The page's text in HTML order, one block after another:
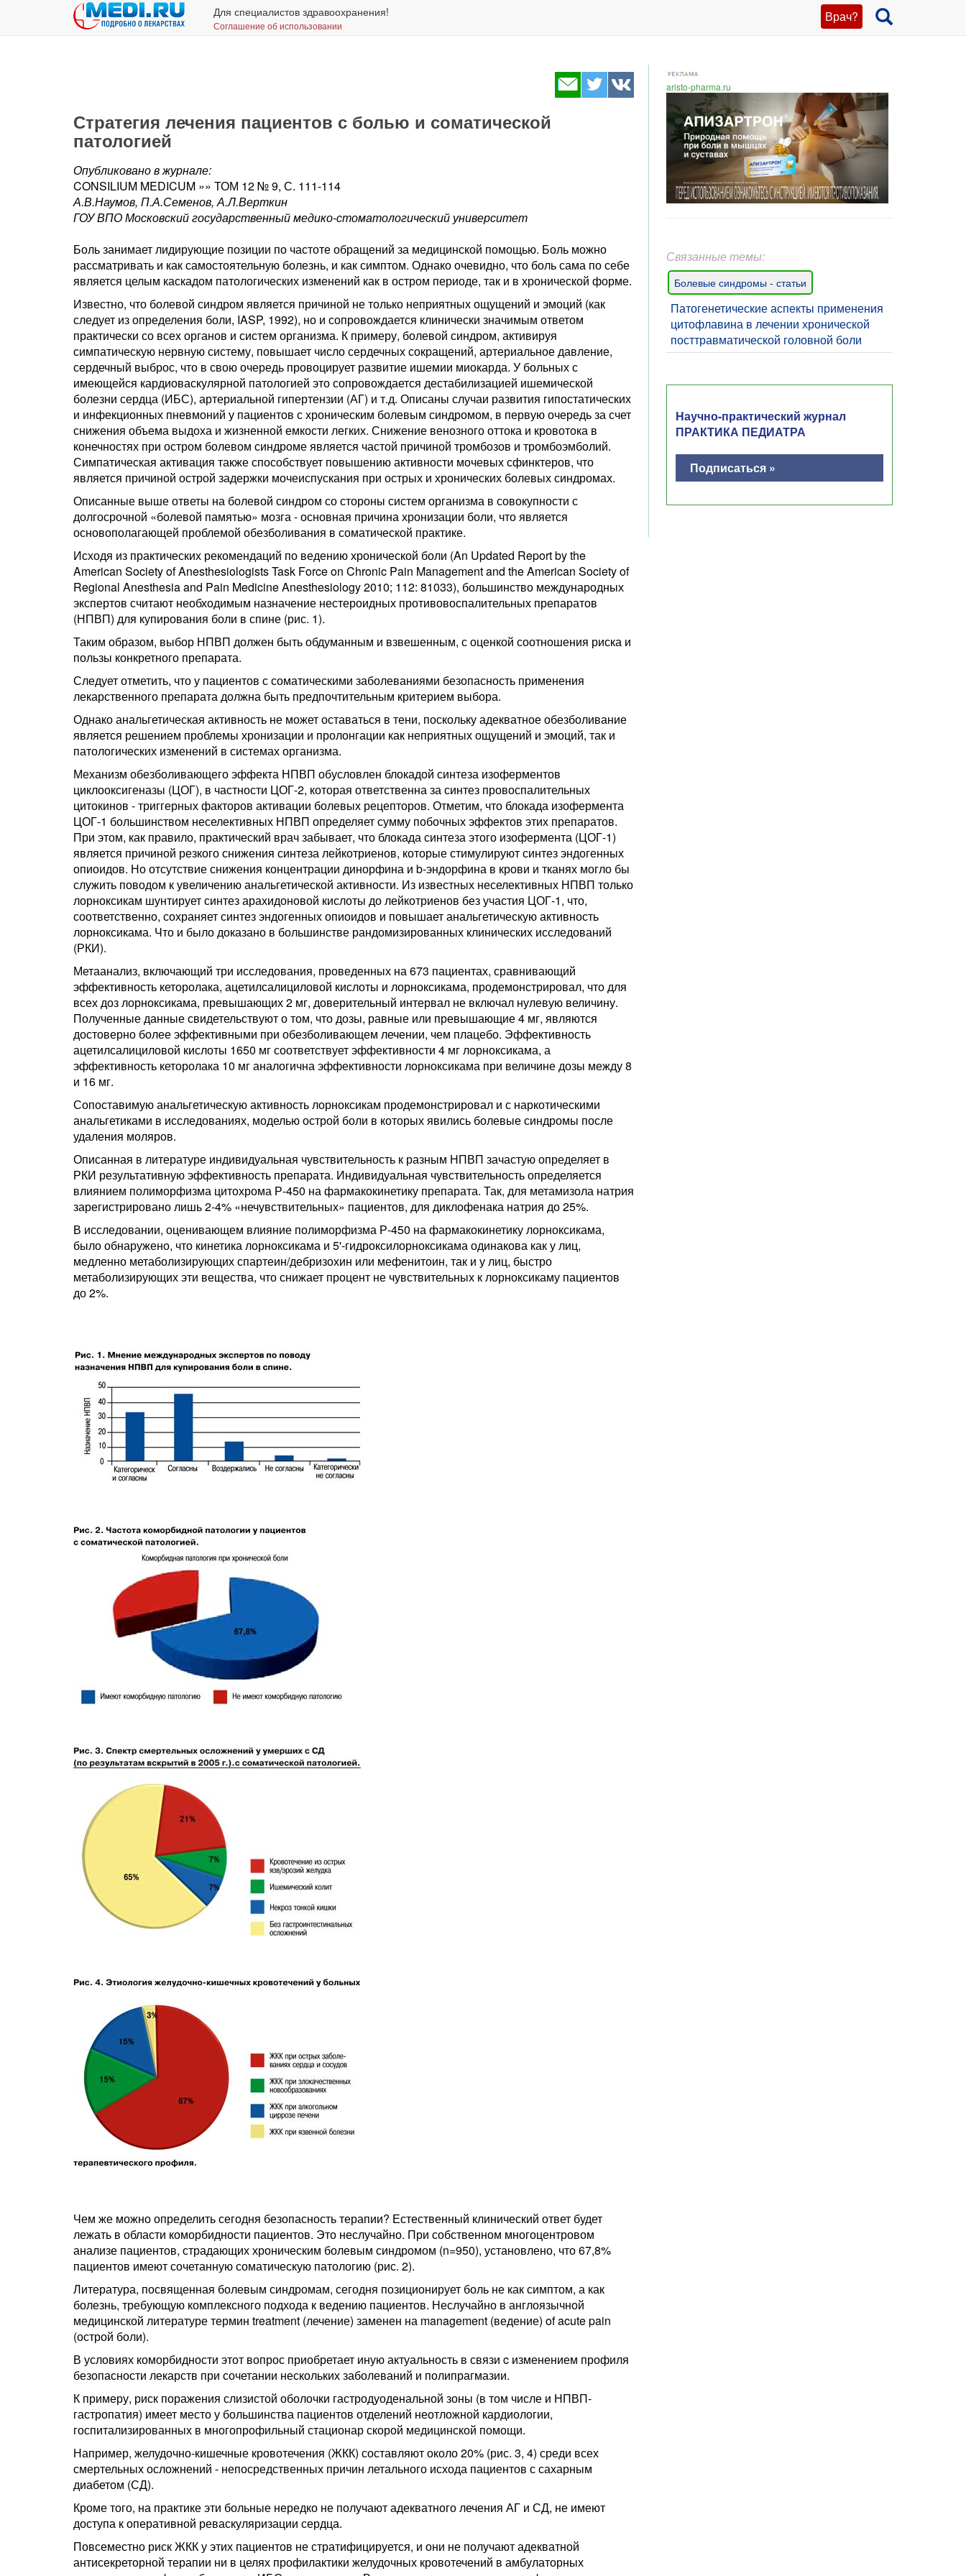
Врач?
Для специалистов здравоохранения!
Соглашение об использовании
aristo-pharma.ru
Стратегия лечения пациентов с болью и соматической
патологией
Опубликовано в журнале:
CONSILIUM MEDICUM »» ТОМ 12 № 9, С. 111-114
А.В.Наумов, П.А.Семенов, А.Л.Верткин
ГОУ ВПО Московский государственный медико-стоматологический университет
Боль занимает лидирующие позиции по частоте обращений за медицинской помощью. Боль можно
рассматривать и как самостоятельную болезнь, и как симптом. Однако очевидно, что боль сама по себе
является целым каскадом патологических изменений как в остром периоде, так и в хронической форме.
Известно, что болевой синдром является причиной не только неприятных ощущений и эмоций (как
следует из определения боли, IASP, 1992), но и сопровождается клинически значимым ответом
практически со всех органов и систем организма. К примеру, болевой синдром, активируя
симпатическую нервную систему, повышает число сердечных сокращений, артериальное давление,
сердечный выброс, что в свою очередь провоцирует развитие ишемии миокарда. У больных с
имеющейся кардиоваскулярной патологией это сопровождается дестабилизацией ишемической
болезни сердца (ИБС), артериальной гипертензии (АГ) и т.д. Описаны случаи развития гипостатических
и инфекционных пневмоний у пациентов с хроническим болевым синдромом, в первую очередь за счет
снижения объема выдоха и жизненной емкости легких. Снижение венозного оттока и кровотока в
конечностях при остром болевом синдроме является частой причиной тромбозов и тромбоэмболий.
Симпатическая активация также способствует повышению активности мочевых сфинктеров, что
является причиной острой задержки мочеиспускания при острых и хронических болевых синдромах.
Описанные выше ответы на болевой синдром со стороны систем организма в совокупности с
долгосрочной «болевой памятью» мозга - основная причина хронизации боли, что является
основополагающей проблемой обезболивания в соматической практике.
Исходя из практических рекомендаций по ведению хронической боли (An Updated Report by the
American Society of Anesthesiologists Task Force on Chronic Pain Management and the American Society of
Regional Anesthesia and Pain Medicine Anesthesiology 2010; 112: 81033), большинство международных
экспертов считают необходимым назначение нестероидных противовоспалительных препаратов
(НПВП) для купирования боли в спине (рис. 1).
Таким образом, выбор НПВП должен быть обдуманным и взвешенным, с оценкой соотношения риска и
пользы конкретного препарата.
Следует отметить, что у пациентов с соматическими заболеваниями безопасность применения
лекарственного препарата должна быть предпочтительным критерием выбора.
Однако анальгетическая активность не может оставаться в тени, поскольку адекватное обезболивание
является решением проблемы хронизации и пролонгации как неприятных ощущений и эмоций, так и
патологических изменений в системах организма.
Механизм обезболивающего эффекта НПВП обусловлен блокадой синтеза изоферментов
циклооксигеназы (ЦОГ), в частности ЦОГ-2, которая ответственна за синтез провоспалительных
цитокинов - триггерных факторов активации болевых рецепторов. Отметим, что блокада изофермента
ЦОГ-1 большинством неселективных НПВП определяет сумму побочных эффектов этих препаратов.
При этом, как правило, практический врач забывает, что блокада синтеза этого изофермента (ЦОГ-1)
является причиной резкого снижения синтеза лейкотриенов, которые стимулируют синтез эндогенных
опиоидов. Но отсутствие снижения концентрации динорфина и b-эндорфина в крови и тканях могло бы
служить поводом к увеличению анальгетической активности. Из известных неселективных НПВП только
лорноксикам шунтирует синтез арахидоновой кислоты до лейкотриенов без участия ЦОГ-1, что,
соответственно, сохраняет синтез эндогенных опиоидов и повышает анальгетическую активность
лорноксикама. Что и было доказано в большинстве рандомизированных клинических исследований
(РКИ).
Метаанализ, включающий три исследования, проведенных на 673 пациентах, сравнивающий
эффективность кеторолака, ацетилсалициловой кислоты и лорноксикама, продемонстрировал, что для
всех доз лорноксикама, превышающих 2 мг, доверительный интервал не включал нулевую величину.
Полученные данные свидетельствуют о том, что дозы, равные или превышающие 4 мг, являются
достоверно более эффективными при обезболивающем лечении, чем плацебо. Эффективность
ацетилсалициловой кислоты 1650 мг соответствует эффективности 4 мг лорноксикама, а
эффективность кеторолака 10 мг аналогична эффективности лорноксикама при величине дозы между 8
и 16 мг.
Сопоставимую анальгетическую активность лорноксикам продемонстрировал и с наркотическими
анальгетиками в исследованиях, моделью острой боли в которых явились болевые синдромы после
удаления моляров.
Описанная в литературе индивидуальная чувствительность к разным НПВП зачастую определяет в
РКИ результативную эффективность препарата. Индивидуальная чувствительность определяется
влиянием полиморфизма цитохрома Р-450 на фармакокинетику препарата. Так, для метамизола натрия
зарегистрировано лишь 2-4% «нечувствительных» пациентов, для диклофенака натрия до 25%.
В исследовании, оценивающем влияние полиморфизма Р-450 на фармакокинетику лорноксикама,
было обнаружено, что кинетика лорноксикама и 5'-гидроксилорноксикама одинакова как у лиц,
медленно метаболизирующих спартеин/дебризохин или мефенитоин, так и у лиц, быстро
метаболизирующих эти вещества, что снижает процент не чувствительных к лорноксикаму пациентов
до 2%.
Чем же можно определить сегодня безопасность терапии? Естественный клинический ответ будет
лежать в области коморбидности пациентов. Это неслучайно. При собственном многоцентровом
анализе пациентов, страдающих хроническим болевым синдромом (n=950), установлено, что 67,8%
пациентов имеют сочетанную соматическую патологию (рис. 2).
Литература, посвященная болевым синдромам, сегодня позиционирует боль не как симптом, а как
болезнь, требующую комплексного подхода к ведению пациентов. Неслучайно в англоязычной
медицинской литературе термин treatment (лечение) заменен на management (ведение) of acute pain
(острой боли).
В условиях коморбидности этот вопрос приобретает иную актуальность в связи c изменением профиля
безопасности лекарств при сочетании нескольких заболеваний и полипрагмазии.
К примеру, риск поражения слизистой оболочки гастродуоденальной зоны (в том числе и НПВП-
гастропатия) имеет место у большинства пациентов отделений неотложной кардиологии,
госпитализированных в многопрофильный стационар скорой медицинской помощи.
Например, желудочно-кишечные кровотечения (ЖКК) составляют около 20% (рис. 3, 4) среди всех
смертельных осложнений - непосредственных причин летального исхода пациентов с сахарным
диабетом (СД).
Кроме того, на практике эти больные нередко не получают адекватного лечения АГ и СД, не имеют
доступа к оперативной реваскуляризации сердца.
Повсеместно риск ЖКК у этих пациентов не стратифицируется, и они не получают адекватной
антисекреторной терапии ни в целях профилактики желудочных кровотечений в амбулаторных
Связанные темы:
Болевые синдромы - статьи
Патогенетические аспекты применения
цитофлавина в лечении хронической
посттравматической головной боли
Научно-практический журнал
ПРАКТИКА ПЕДИАТРА
Подписаться »